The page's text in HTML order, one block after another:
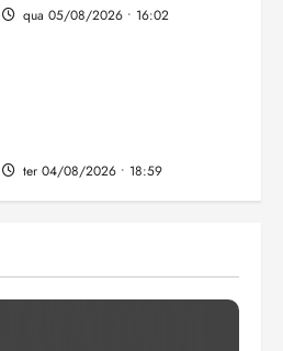
qua 05/08/2026 • 16:02
ter 04/08/2026 • 18:59
participação
qui 06/08/2026 • 15:18